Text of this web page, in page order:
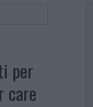
per
care